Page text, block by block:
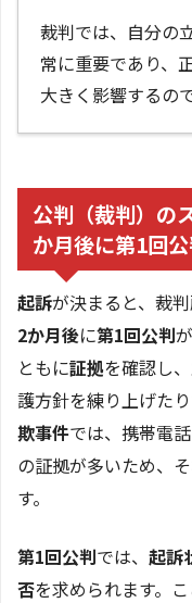
裁判では、自分の
常に重要であり、
大きく影響するの
公判（裁判）の
か月後に第1回
起訴が決まると、裁
2か月後に第1回公判
ともに証拠を確認し、
護方針を練り上げた
欺事件では、携帯電
の証拠が多いため、
す。
第1回公判では、 起訴
否を求められます。